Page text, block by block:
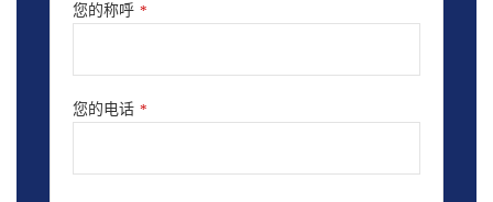
您的称呼 *
您的电话 *